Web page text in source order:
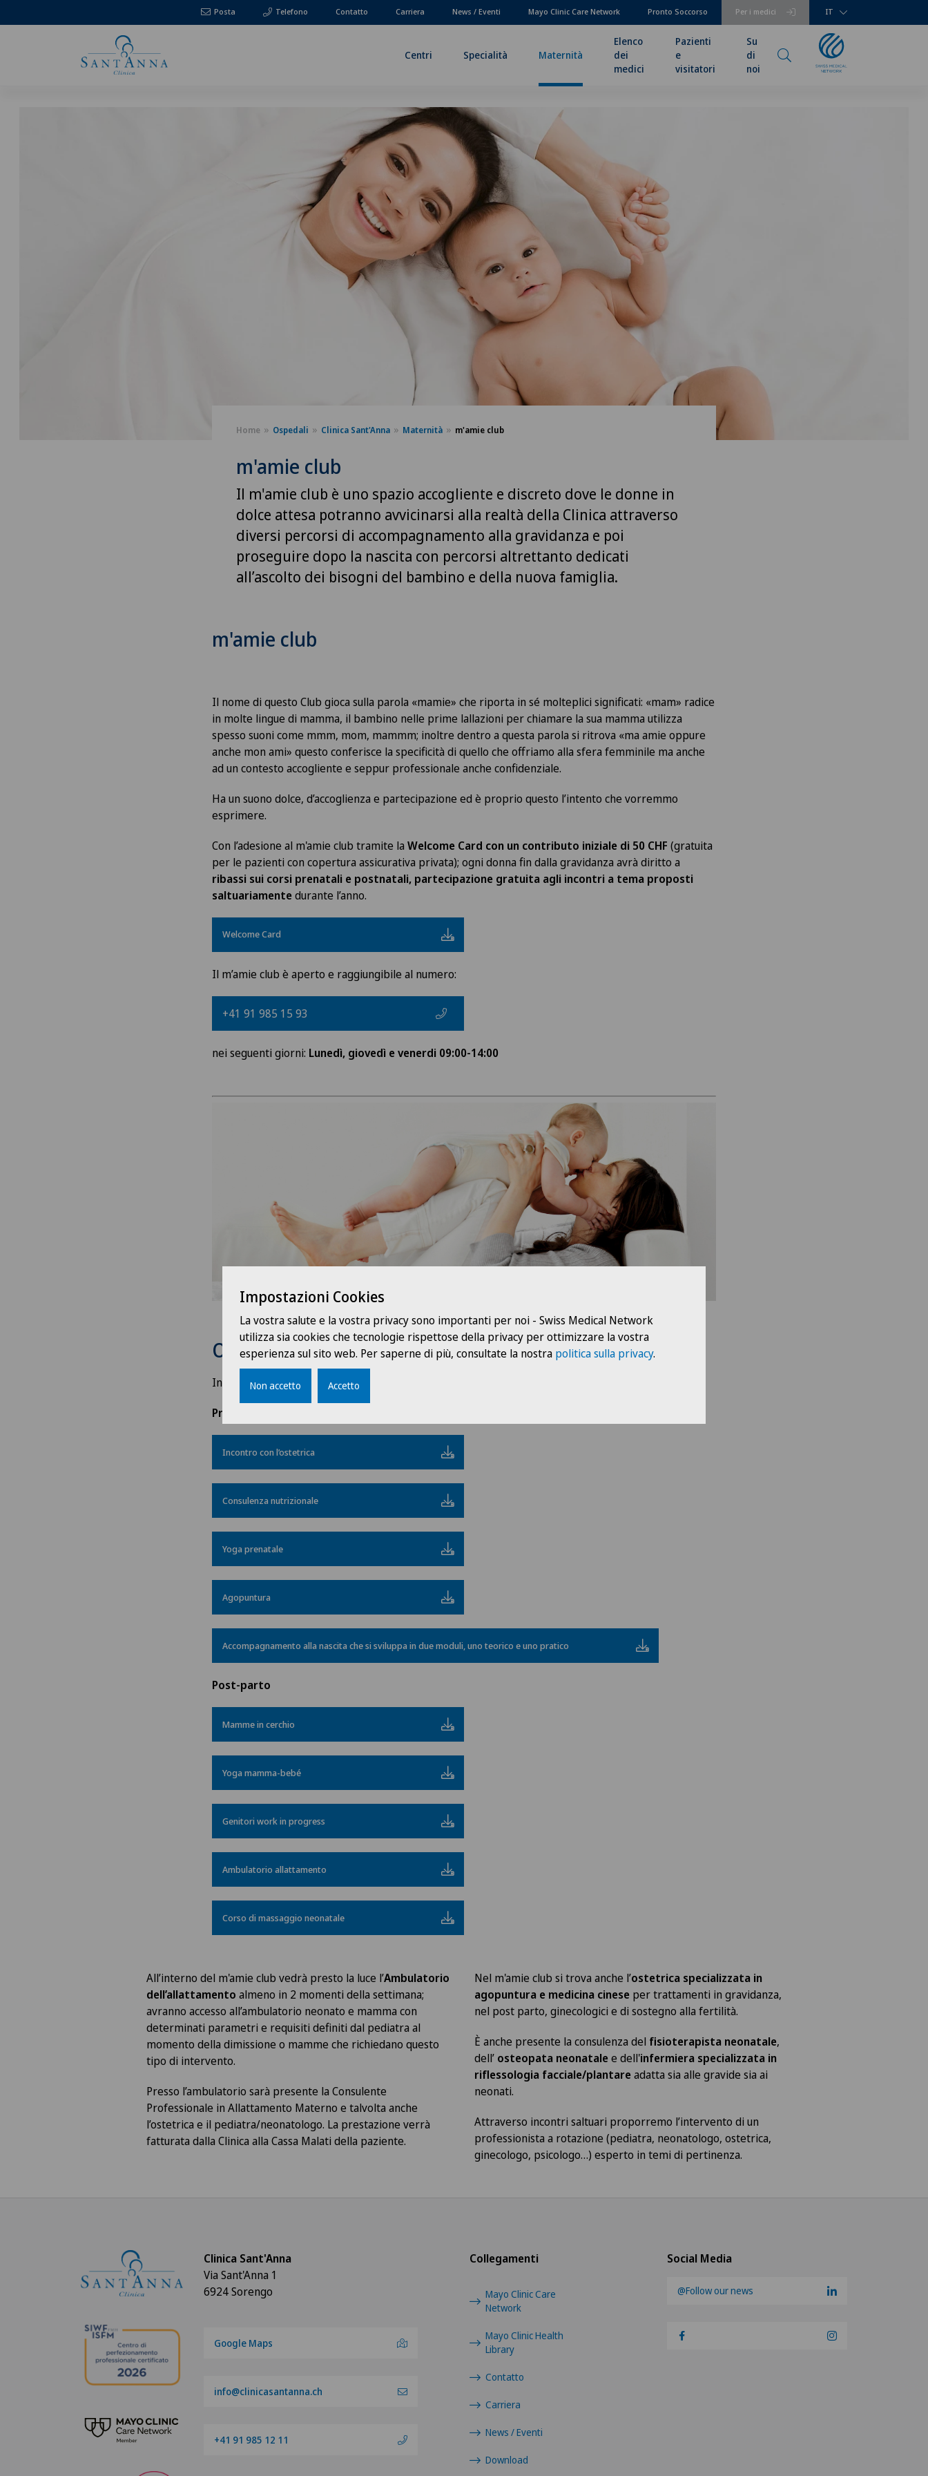
Posta Telefono Per i medici
Contatto Carriera News / Eventi Mayo Clinic Care Network Pronto Soccorso IT
Centri Specialità Maternità
Elenco
dei
medici
Pazienti
e
visitatori
Su
di
noi
Home Ospedali Clinica Sant'Anna Maternità m'amie club
m'amie club
Il m'amie club è uno spazio accogliente e discreto dove le donne in
dolce attesa potranno avvicinarsi alla realtà della Clinica attraverso
diversi percorsi di accompagnamento alla gravidanza e poi
proseguire dopo la nascita con percorsi altrettanto dedicati
all’ascolto dei bisogni del bambino e della nuova famiglia.
m'amie club
Il nome di questo Club gioca sulla parola «mamie» che riporta in sé molteplici significati: «mam» radice
in molte lingue di mamma, il bambino nelle prime lallazioni per chiamare la sua mamma utilizza
spesso suoni come mmm, mom, mammm; inoltre dentro a questa parola si ritrova «ma amie oppure
anche mon ami» questo conferisce la specificità di quello che offriamo alla sfera femminile ma anche
ad un contesto accogliente e seppur professionale anche confidenziale.
Ha un suono dolce, d’accoglienza e partecipazione ed è proprio questo l’intento che vorremmo
esprimere.
Con l’adesione al m'amie club tramite la Welcome Card con un contributo iniziale di 50 CHF (gratuita
per le pazienti con copertura assicurativa privata); ogni donna fin dalla gravidanza avrà diritto a
ribassi sui corsi prenatali e postnatali, partecipazione gratuita agli incontri a tema proposti
saltuariamentedurante l’anno.
Welcome Card
Il m’amie club è aperto e raggiungibile al numero:
+41 91 985 15 93
nei seguenti giorni: Lunedì, giovedì e venerdi 09:00-14:00
Offerta
In questo spazio offriamo al momento i
Pre-parto
Incontro con l’ostetrica
Consulenza nutrizionale
Yoga prenatale
Agopuntura
Accompagnamento alla nascita che si sviluppa in due moduli, uno teorico e uno pratico
Post-parto
Mamme in cerchio
Yoga mamma-bebé
Genitori work in progress
Ambulatorio allattamento
Corso di massaggio neonatale
All’interno del m'amie club vedrà presto la luce l’Ambulatorio
dell’allattamento almeno in 2 momenti della settimana;
avranno accesso all’ambulatorio neonato e mamma con
determinati parametri e requisiti definiti dal pediatra al
momento della dimissione o mamme che richiedano questo
tipo di intervento.
Presso l’ambulatorio sarà presente la Consulente
Professionale in Allattamento Materno e talvolta anche
l’ostetrica e il pediatra/neonatologo. La prestazione verrà
fatturata dalla Clinica alla Cassa Malati della paziente.
Nel m'amie club si trova anche l’ostetrica specializzata in
agopuntura e medicina cinese per trattamenti in gravidanza,
nel post parto, ginecologici e di sostegno alla fertilità.
È anche presente la consulenza del fisioterapista neonatale,
dell’ osteopata neonatalee dell'infermiera specializzata in
riflessologia facciale/plantareadatta sia alle gravide sia ai
neonati.
Attraverso incontri saltuari proporremo l’intervento di un
professionista a rotazione (pediatra, neonatologo, ostetrica,
ginecologo, psicologo…) esperto in temi di pertinenza.
Social Media
@Follow our news
Collegamenti
Mayo Clinic Care
Network
Mayo Clinic Health
Library
Contatto
Carriera
News / Eventi
Download
Clinica Sant'Anna
Via Sant'Anna 1
6924 Sorengo
Google Maps
info@clinicasantanna.ch
+41 91 985 12 11
Impostazioni Cookies
La vostra salute e la vostra privacy sono importanti per noi - Swiss Medical Network
utilizza sia cookies che tecnologie rispettose della privacy per ottimizzare la vostra
esperienza sul sito web. Per saperne di più, consultate la nostra politica sulla privacy.
Non accetto Accetto